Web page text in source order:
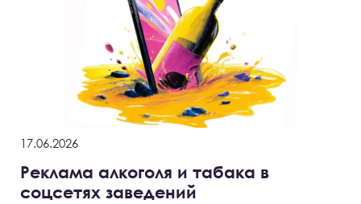
17.06.2026
Реклама алкоголя и табака в
соцсетях заведений